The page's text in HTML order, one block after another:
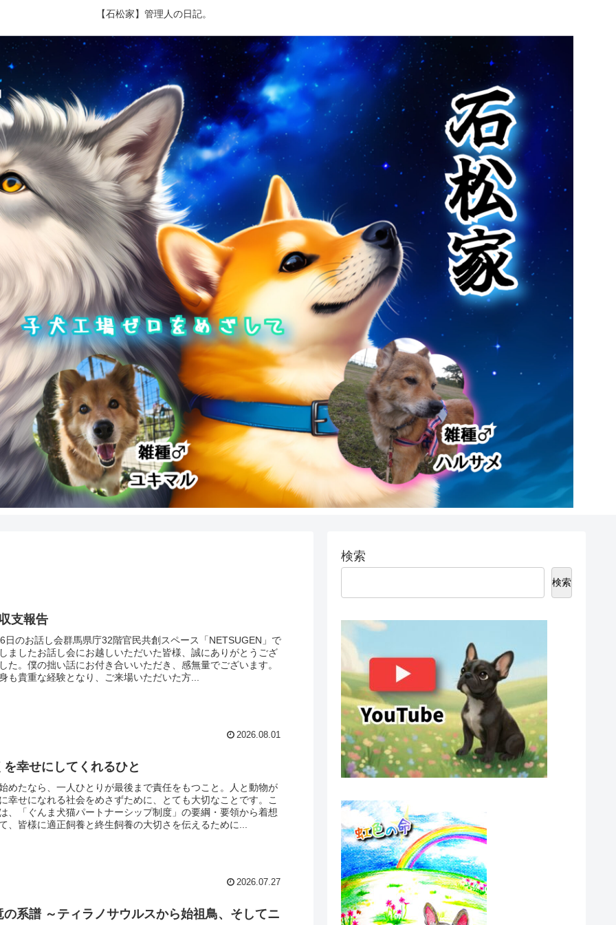
【石松家】管理人の日記。
支報告
日のお話し会群馬県庁32階官民共創スペース「NETSUGEN」で
ましたお話し会にお越しいただいた皆様、誠にありがとうござ
た。僕の拙い話にお付き合いいただき、感無量でございます。
も貴重な経験となり、ご来場いただいた方...
2026.08.01
を幸せにしてくれるひと
めたなら、一人ひとりが最後まで責任をもつこと。人と動物が
幸せになれる社会をめさずために、とても大切なことです。こ
、「ぐんま犬猫パートナーシップ制度」の要綱・要領から着想
、皆様に適正飼養と終生飼養の大切さを伝えるために...
2026.07.27
の系譜 ～ティラノサウルスから始祖鳥、そしてニ
検索
検索